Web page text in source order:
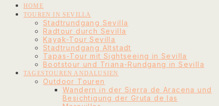
HOME
TOUREN IN SEVILLA
Stadtrundgang Sevilla
Radtour durch Sevilla
Kayak-Tour Sevilla
Stadtrundgang Altstadt
Tapas-Tour mit Sightseeing in Sevilla
Bootstour und Triana-Rundgang in Sevilla
TAGESTOUREN ANDALUSIEN
Outdoor Touren
Wandern in der Sierra de Aracena und
Besichtigung der Gruta de las